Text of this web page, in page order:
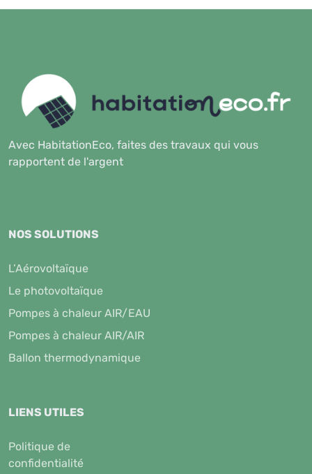
Avec HabitationEco, faites des travaux qui vous
rapportent de l'argent
NOS SOLUTIONS
L’Aérovoltaïque
Le photovoltaïque
Pompes à chaleur AIR/EAU
Pompes à chaleur AIR/AIR
Ballon thermodynamique
LIENS UTILES
Politique de
confidentialité